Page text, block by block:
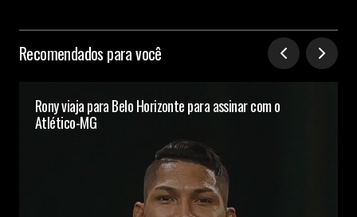
Recomendados para você
Rony viaja para Belo Horizonte para assinar com o
Atlético-MG